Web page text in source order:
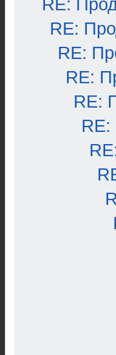
RE:
RE:
RE:
RE:
RE: